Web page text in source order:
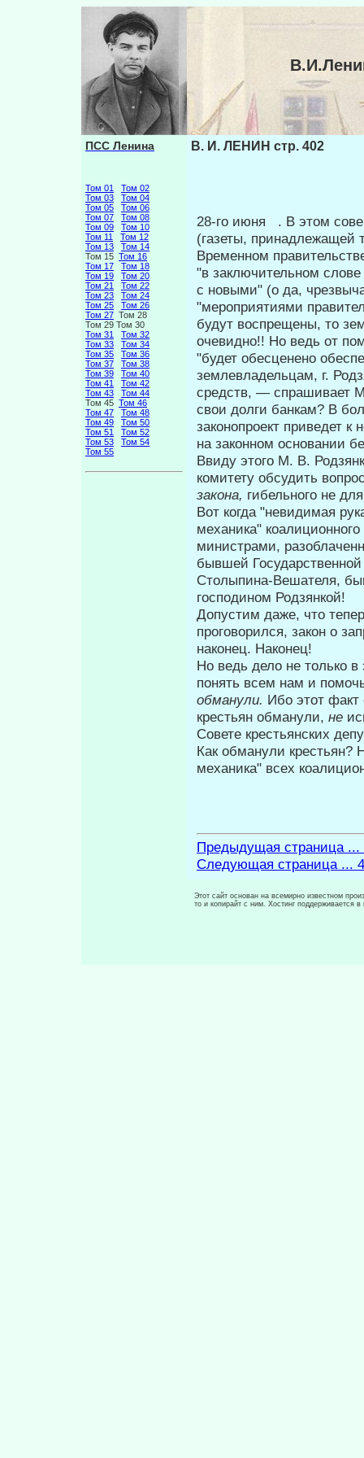
ПСС Ленина
Том 01
Том 02
Том 03
Том 04
Том 05
Том 06
Том 07
Том 08
Том 09
Том 10
Том 11
Том 12
Том 13
Том 14
Том 15 Том 16
Том 17
Том 18
Том 19
Том 20
Том 21
Том 22
Том 23
Том 24
Том 25
Том 26
Том 27 Том 28
Том 29 Том 30
Том 31
Том 32
Том 33
Том 34
Том 35
Том 36
Том 37
Том 38
Том 39
Том 40
Том 41
Том 42
Том 43
Том 44
Том 45 Том 46
Том 47
Том 48
Том 49
Том 50
Том 51
Том 52
Том 53
Том 54
Том 55
В. И. ЛЕНИН стр. 402
28-го июня . В этом
(газеты, принадлежащей
Временном
"в заключительном
с новыми" (о да,
"мероприятиями
будут воспрещены, то
очевидно!! Но ведь от
"будет обесценено
землевладельцам, г.
средств, — спрашивает
свои долги банкам? В
законопроект приведет
на законном основании
Ввиду этого М. В.
комитету обсудить
закона, гибельного не
Вот когда "невидимая
механика"
министрами,
бывшей
Столыпина-Вешателя,
господином Родзянкой!
Допустим даже, что
проговорился, закон о
наконец. Наконец!
Но ведь дело не только
понять всем нам и
обманули. Ибо этот
крестьян обманули, не
Совете крестьянских
Как обманули
меха­ника" всех
Предыдущая страница ...
Следующая страница ...
Этот сайт основан на всемирно известном
то и копирайт с ним. Хостинг поддерживается